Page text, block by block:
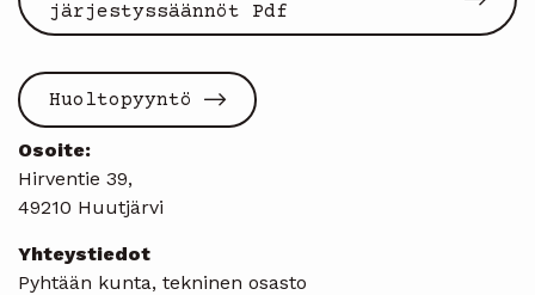
järjestyssäännöt Pdf
Huoltopyyntö
Osoite:
Hirventie 39,
49210 Huutjärvi
Yhteystiedot
Pyhtään kunta, tekninen osasto